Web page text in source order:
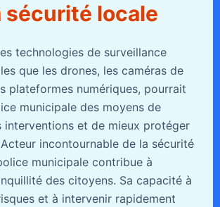
sécurité locale
technologies de surveillance
que les drones, les caméras de
plateformes numériques, pourrait
municipale des moyens de
interventions et de mieux protéger
incontournable de la sécurité
municipale contribue à
des citoyens. Sa capacité à
et à intervenir rapidement